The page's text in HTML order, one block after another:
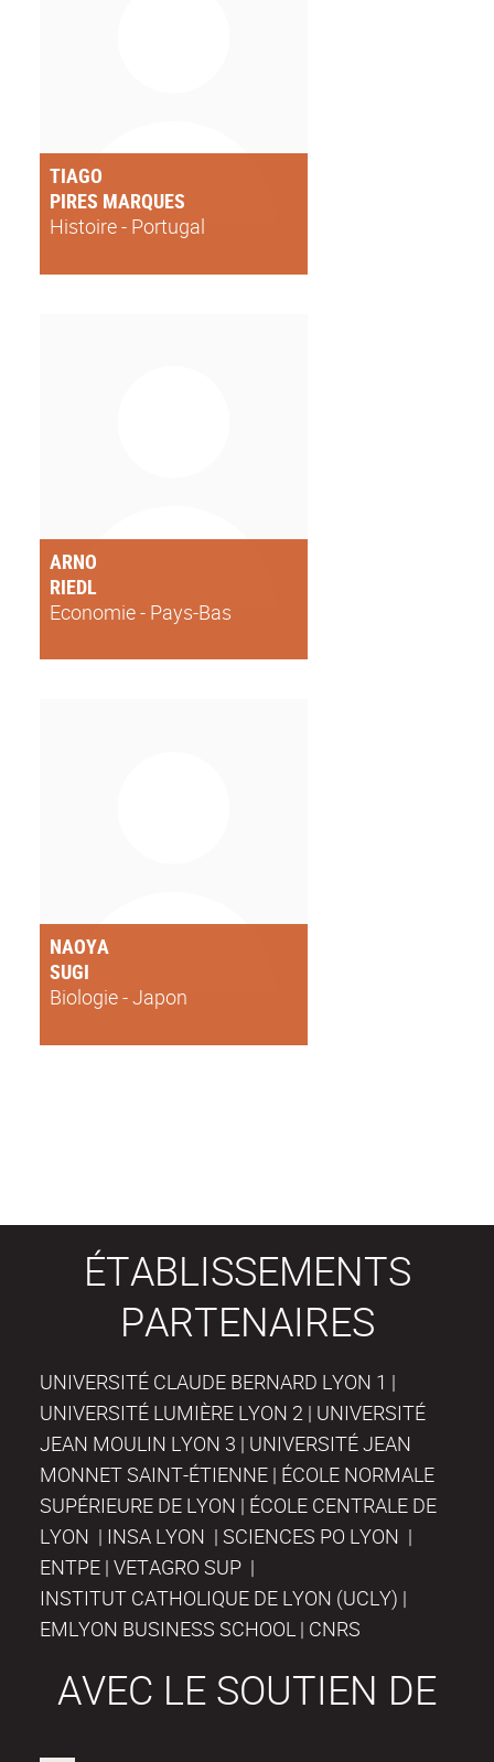
TIAGO
PIRES MARQUES
Histoire - Portugal
ARNO
RIEDL
Economie - Pays-Bas
NAOYA
SUGI
Biologie - Japon
ÉTABLISSEMENTS
PARTENAIRES
UNIVERSITÉ CLAUDE BERNARD LYON 1 |
UNIVERSITÉ LUMIÈRE LYON 2 | UNIVERSITÉ
JEAN MOULIN LYON 3 | UNIVERSITÉ JEAN
MONNET SAINT-ÉTIENNE | ÉCOLE NORMALE
SUPÉRIEURE DE LYON | ÉCOLE CENTRALE DE
LYON | INSA LYON | SCIENCES PO LYON |
ENTPE | VETAGRO SUP |
INSTITUT CATHOLIQUE DE LYON (UCLY) |
EMLYON BUSINESS SCHOOL | CNRS
AVEC LE SOUTIEN DE